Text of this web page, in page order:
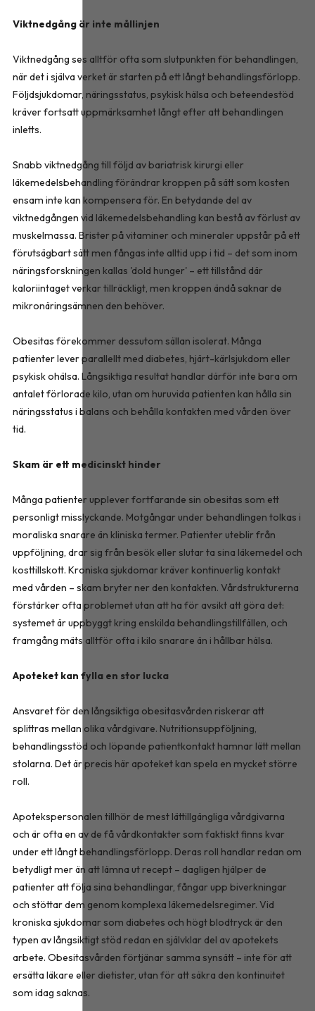
Viktnedgång är inte mållinjen
Viktnedgång ses alltför ofta som slutpunkten för behandlingen,
när det i själva verket är starten på ett långt behandlingsförlopp.
Följdsjukdomar, näringsstatus, psykisk hälsa och beteendestöd
kräver fortsatt uppmärksamhet långt efter att behandlingen
inletts.
Snabb viktnedgång till följd av bariatrisk kirurgi eller
läkemedelsbehandling förändrar kroppen på sätt som kosten
ensam inte kan kompensera för. En betydande del av
viktnedgången vid läkemedelsbehandling kan bestå av förlust av
muskelmassa. Brister på vitaminer och mineraler uppstår på ett
förutsägbart sätt men fångas inte alltid upp i tid – det som inom
näringsforskningen kallas 'dold hunger' – ett tillstånd där
kaloriintaget verkar tillräckligt, men kroppen ändå saknar de
mikronäringsämnen den behöver.
Obesitas förekommer dessutom sällan isolerat. Många
patienter lever parallellt med diabetes, hjärt-kärlsjukdom eller
psykisk ohälsa. Långsiktiga resultat handlar därför inte bara om
antalet förlorade kilo, utan om huruvida patienten kan hålla sin
näringsstatus i balans och behålla kontakten med vården över
tid.
Skam är ett medicinskt hinder
Många patienter upplever fortfarande sin obesitas som ett
personligt misslyckande. Motgångar under behandlingen tolkas i
moraliska snarare än kliniska termer. Patienter uteblir från
uppföljning, drar sig från besök eller slutar ta sina läkemedel och
kosttillskott. Kroniska sjukdomar kräver kontinuerlig kontakt
med vården – skam bryter ner den kontakten. Vårdstrukturerna
förstärker ofta problemet utan att ha för avsikt att göra det:
systemet är uppbyggt kring enskilda behandlingstillfällen, och
framgång mäts alltför ofta i kilo snarare än i hållbar hälsa.
Apoteket kan fylla en stor lucka
Ansvaret för den långsiktiga obesitasvården riskerar att
splittras mellan olika vårdgivare. Nutritionsuppföljning,
behandlingsstöd och löpande patientkontakt hamnar lätt mellan
stolarna. Det är precis här apoteket kan spela en mycket större
roll.
Apotekspersonalen tillhör de mest lättillgängliga vårdgivarna
och är ofta en av de få vårdkontakter som faktiskt finns kvar
under ett långt behandlingsförlopp. Deras roll handlar redan om
betydligt mer än att lämna ut recept – dagligen hjälper de
patienter att följa sina behandlingar, fångar upp biverkningar
och stöttar dem genom komplexa läkemedelsregimer. Vid
kroniska sjukdomar som diabetes och högt blodtryck är den
typen av långsiktigt stöd redan en självklar del av apotekets
arbete. Obesitasvården förtjänar samma synsätt – inte för att
ersätta läkare eller dietister, utan för att säkra den kontinuitet
som idag saknas.